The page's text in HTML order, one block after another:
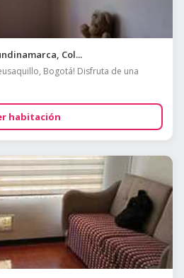
Col...
Bogotá! Disfruta de una
habitación